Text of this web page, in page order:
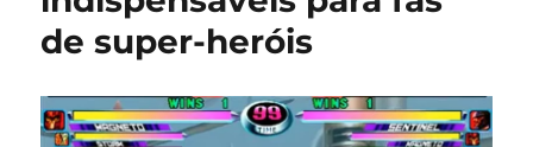
mutante
com
os
melhores
jogos
de super-heróis